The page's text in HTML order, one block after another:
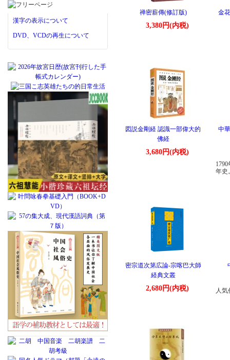
漢字の表示について
DVD、VCDの再生について
禅密薪傳(修訂版)
3,380円(内税)
金
図説金剛経 認識一部偉大的
佛経
3,680円(内税)
中
年史
密宗道次第広論-宗喀巴大師
経典文叢
2,680円(内税) 人気